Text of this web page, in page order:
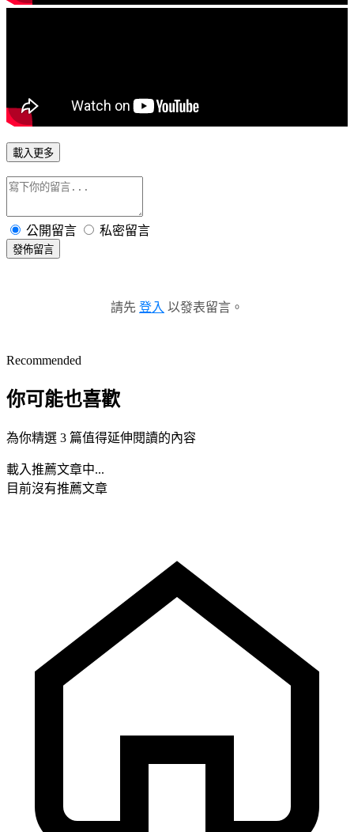
載入更多
公開留言 私密留言
發佈留言
請先 登入 以發表留言。
Recommended
你可能也喜歡
為你精選 3 篇值得延伸閱讀的內容
載入推薦文章中...
目前沒有推薦文章